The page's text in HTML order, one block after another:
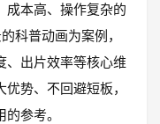
成本高、操作复杂的
科普动画为案例，
、出片效率等核心维
势、不回避短板，
参考。